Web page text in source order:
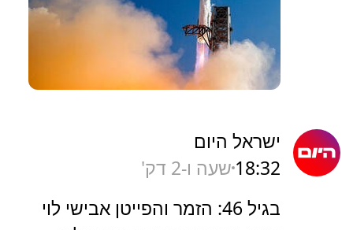
ישראל היום
18:32 שעה ו-2 דק'
בגיל 46: הזמר והפייטן אבישי לוי